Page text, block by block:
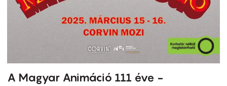
A Magyar Animáció 111 éve -